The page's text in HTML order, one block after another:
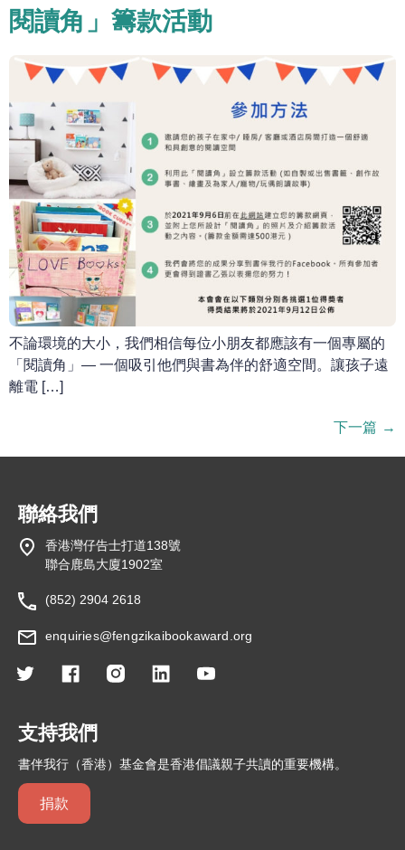
閱讀角」籌款活動
不論環境的大小，我們相信每位小朋友都應該有一個專屬的
「閱讀角」— 一個吸引他們與書為伴的舒適空間。讓孩子遠
離電 […]
下一篇 →
聯絡我們
香港灣仔告士打道138號
聯合鹿島大廈1902室
(852) 2904 2618
enquiries@fengzikaibookaward.org
支持我們
書伴我行（香港）基金會是香港倡議親子共讀的重要機構。
捐款